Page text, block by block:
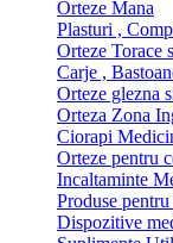
Orteze Mana
Plasturi ,
Orteze Torace
Carje ,
Orteze glezna
Orteza Zona
Ciorapi
Orteze pentru
Incaltaminte
Produse
Dispozitive